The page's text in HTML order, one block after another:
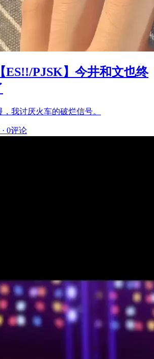
ES!!/PJSK】今井和文也终
，我讨厌火车的破烂信号。
· 0评论